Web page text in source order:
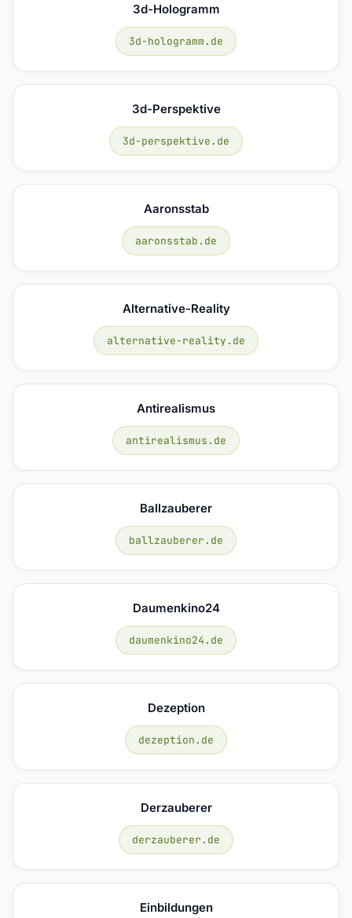
3d-Hologramm
3d-hologramm.de
3d-Perspektive
3d-perspektive.de
Aaronsstab
aaronsstab.de
Alternative-Reality
alternative-reality.de
Antirealismus
antirealismus.de
Ballzauberer
ballzauberer.de
Daumenkino24
daumenkino24.de
Dezeption
dezeption.de
Derzauberer
derzauberer.de
Einbildungen